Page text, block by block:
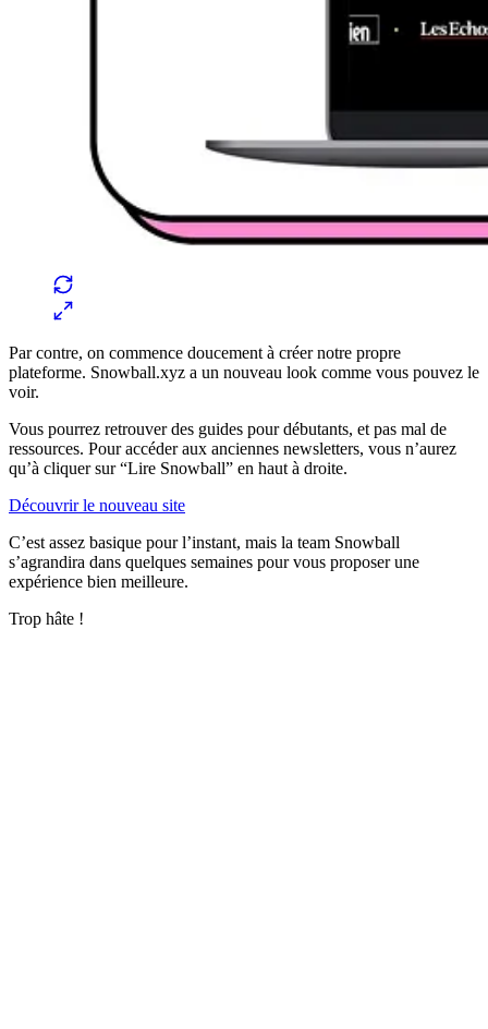
Par contre, on commence doucement à créer notre propre
plateforme. Snowball.xyz a un nouveau look comme vous pouvez le
voir.
Vous pourrez retrouver des guides pour débutants, et pas mal de
ressources. Pour accéder aux anciennes newsletters, vous n’aurez
qu’à cliquer sur “Lire Snowball” en haut à droite.
Découvrir le nouveau site
C’est assez basique pour l’instant, mais la team Snowball
s’agrandira dans quelques semaines pour vous proposer une
expérience bien meilleure.
Trop hâte !